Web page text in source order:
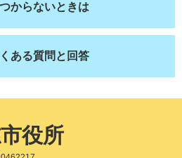
からないときは
ある質問と回答
役所